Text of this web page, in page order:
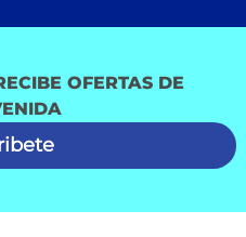
OFERTAS DE